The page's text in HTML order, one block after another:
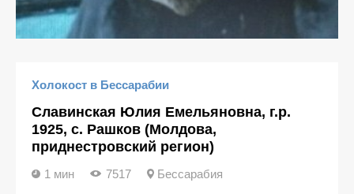
Холокост в Бессарабии
Славинская Юлия Емельяновна, г.р.
1925, с. Рашков (Молдова,
приднестровский регион)
1 мин 7517 Бессарабия